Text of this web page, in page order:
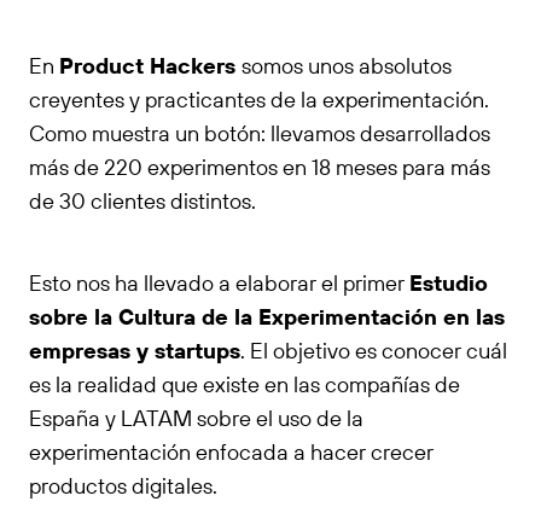
En Product Hackers somos unos absolutos
creyentes y practicantes de la experimentación.
Como muestra un botón: llevamos desarrollados
más de 220 experimentos en 18 meses para más
de 30 clientes distintos.
Esto nos ha llevado a elaborar el primer Estudio
sobre la Cultura de la Experimentación en las
empresas y startups. El objetivo es conocer cuál
es la realidad que existe en las compañías de
España y LATAM sobre el uso de la
experimentación enfocada a hacer crecer
productos digitales.